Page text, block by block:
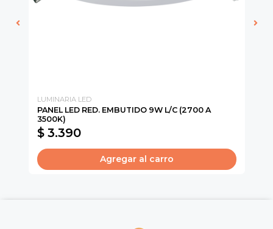
LUMINARIA LED
PANEL LED RED. EMBUTIDO 9W L/C (2700 A
3500K)
$ 3.390
Agregar al carro